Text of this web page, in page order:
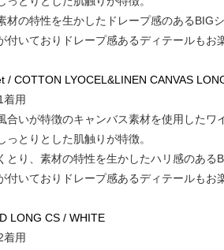
材の特性を生かしたドレープ感のあるBIGシ
付いておりドレープ感あるディテールもお
/ COTTON LYOCEL&LINEN CANVAS
着用
合いが特徴のキャンバス素材を使用したワ
っとりとした肌触りが特徴。
とり、素材の特性を生かしたハリ感のある
付いておりドレープ感あるディテールもお
LONG CS / WHITE
着用